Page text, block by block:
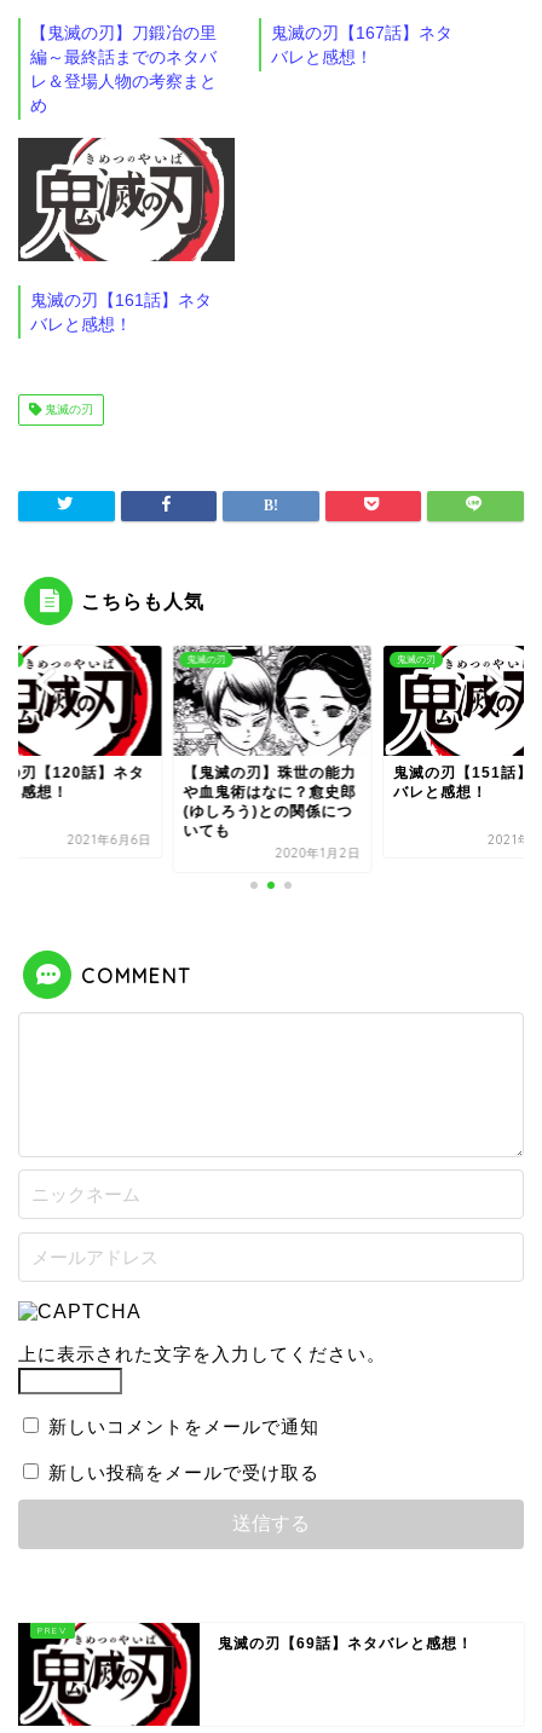
【鬼滅の刃】刀鍛冶の里
編～最終話までのネタバ
レ＆登場人物の考察まと
め
鬼滅の刃【167話】ネタ
バレと感想！
鬼滅の刃【161話】ネタ
バレと感想！
鬼滅の刃
こちらも人気
の刃【120話】ネタ
と感想！
2021年6月6日
鬼滅の刃
【鬼滅の刃】珠世の能力
や血鬼術はなに？愈史郎
(ゆしろう)との関係につ
いても
2020年1月2日
鬼滅の刃
鬼滅の刃【151話】
バレと感想！
2021年7
COMMENT
上に表示された文字を入力してください。
新しいコメントをメールで通知
新しい投稿をメールで受け取る
鬼滅の刃【69話】ネタバレと感想！